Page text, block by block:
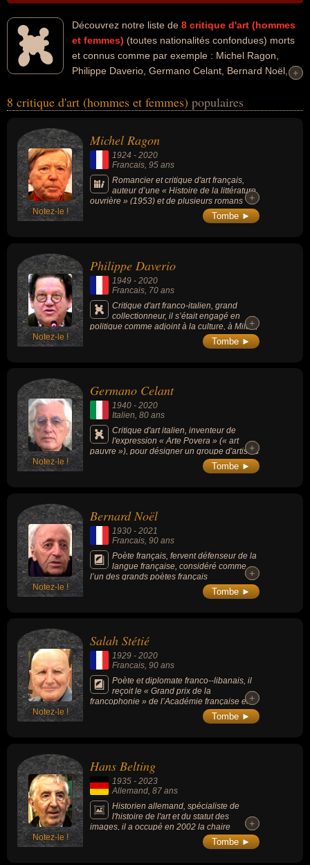
Découvrez notre liste de 8 critique d'art (hommes
et femmes) (toutes nationalités confondues) morts
et connus comme par exemple : Michel Ragon,
Philippe Daverio, Germano Celant, Bernard Noël,
personnalités peuvent avoir des liens variés dans les domaines de
littérature, du journalisme, de la télévision, de la politique, de
l'anthropologie, de la science, du cinéma, de la peinture, du
théâtre, de la philosophie ou de la radio. Ces célébrités peuvent
également avoir été anarchiste, artiste, critique, critique littéraire,
écrivain, enseignant, essayiste, historien, historien de l'art, homme
politique, journaliste, poète, romancier, scientifique, animateur,
animateur de télévision, conservateur de musée, ambassadeur,
nouvelliste, peintre, scénariste ou philosophe. En ce qui concerne
leurs nationalités au moment de leurs morts, ils peuvent avoir été
francais, italien, libanais, allemand ou anglais par exemple.
+
+
8 critique d'art (hommes et femmes) populaires
Notez-le !
Michel Ragon
1924 - 2020
Francais, 95 ans
Romancier et critique d'art français,
auteur d’une « Histoire de la littérature
ouvrière » (1953) et de plusieurs romans
dont « Les Mouchoirs rouges de Cholet »
(1984) et « La Mémoire des vaincus »
+
+
Tombe ►
Notez-le !
Philippe Daverio
1949 - 2020
Francais , 70 ans
Critique d'art franco-italien, grand
collectionneur, il s’était engagé en
politique comme adjoint à la culture, à Milan,
avant d’animer à la télévision une émission
+
+
Tombe ►
Notez-le !
Germano Celant
1940 - 2020
Italien, 80 ans
Critique d'art italien, inventeur de
l'expression « Arte Povera » (« art
pauvre »), pour désigner un groupe d'artistes
italiens en rébellion contre l’art américain, le
marché et la société de consommation.
+
+
Tombe ►
Notez-le !
Bernard Noël
1930 - 2021
Francais , 90 ans
Poète français, fervent défenseur de la
langue française, considéré comme
l’un des grands poètes français
+
+
Tombe ►
Notez-le !
Salah Stétié
1929 - 2020
Francais, 90 ans
Poète et diplomate franco--libanais, il
reçoit le « Grand prix de la
francophonie » de l’Académie française en+
+
Tombe ►
Notez-le !
Hans Belting
1935 - 2023
Allemand , 87 ans
Historien allemand, spécialiste de
l'histoire de l'art et du statut des
images, il a occupé en 2002 la chaire
annuelle européenne au Collège de France
où il a lancé un projet qui interroge « images,
+
+
Tombe ►